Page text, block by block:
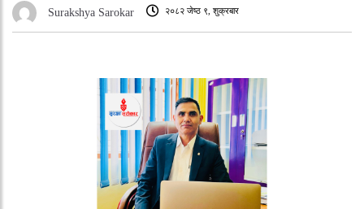
Surakshya Sarokar २०८२ जेष्ठ ९, शुक्रबार